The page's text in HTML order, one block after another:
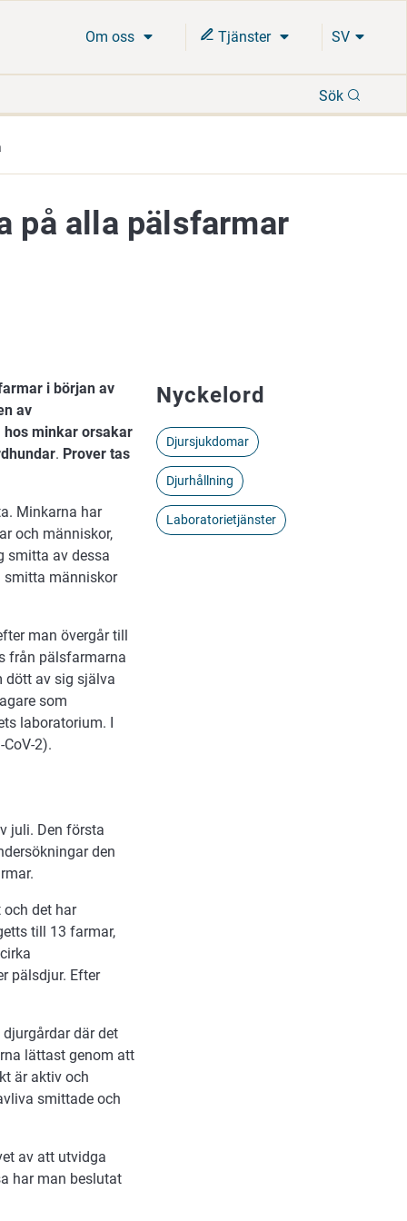
Om oss Tjänster SV
Sök
på alla pälsfarmar
i början av
av
minkar orsakar
. Prover tas
Minkarna har
och människor,
smitta av dessa
smitta människor
man övergår till
från pälsfarmarna
dött av sig själva
som
laboratorium. I
2).
juli. Den första
den
det har
till 13 farmar,
pälsdjur. Efter
där det
lättast genom att
är aktiv och
smittade och
av att utvidga
har man beslutat
Nyckelord
Djursjukdomar
Djurhållning
Laboratorietjänster